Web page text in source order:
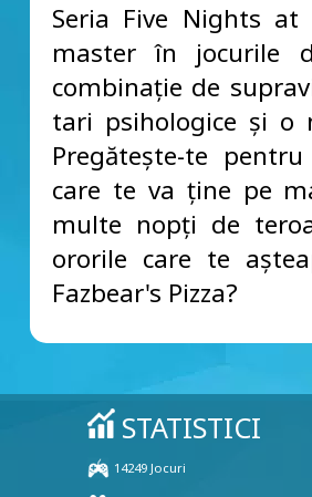
Seria Five Nights
master în jocurile
combinație de
tari psihologice și o
Pregătește-te
care te va ține pe
multe nopți de
ororile care te
Fazbear's Pizza?